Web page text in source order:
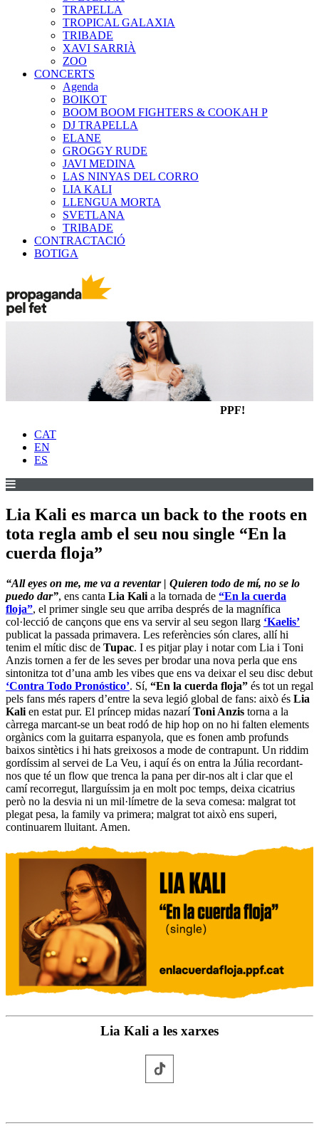
TRAPELLA
TROPICAL GALAXIA
TRIBADE
XAVI SARRIÀ
ZOO
CONCERTS
Agenda
BOIKOT
BOOM BOOM FIGHTERS & COOKAH P
DJ TRAPELLA
ELANE
GROGGY RUDE
JAVI MEDINA
LAS NINYAS DEL CORRO
LIA KALI
LLENGUA MORTA
SVETLANA
TRIBADE
CONTRACTACIÓ
BOTIGA
PPF!
CAT
EN
ES
Lia Kali es marca un back to the roots en
tota regla amb el seu nou single “En la
cuerda floja”
“All eyes on me, me va a reventar | Quieren todo de mí, no se lo
puedo dar”, ens canta Lia Kali a la tornada de “En la cuerda
floja”, el primer single seu que arriba després de la magnífica
col·lecció de cançons que ens va servir al seu segon llarg ‘Kaelis’
publicat la passada primavera. Les referències són clares, allí hi
tenim el mític disc de Tupac. I es pitjar play i notar com Lia i Toni
Anzis tornen a fer de les seves per brodar una nova perla que ens
sintonitza tot d’una amb les vibes que ens va deixar el seu disc debut
‘Contra Todo Pronóstico’. Sí, “En la cuerda floja” és tot un regal
pels fans més rapers d’entre la seva legió global de fans: això és Lia
Kali en estat pur. El príncep midas nazaríToni Anzis torna a la
càrrega marcant-se un beat rodó de hip hop on no hi falten elements
orgànics com la guitarra espanyola, que es fonen amb profunds
baixos sintètics i hi hats greixosos a mode de contrapunt. Un riddim
gordíssim al servei de La Veu, i aquí és on entra la Júlia recordant-
nos que té un flow que trenca la pana per dir-nos alt i clar que el
camí recorregut, llarguíssim ja en molt poc temps, deixa cicatrius
però no la desvia ni un mil·límetre de la seva comesa: malgrat tot
plegat pesa, la family va primera; malgrat tot això ens superi,
continuarem lluitant. Amen.
Lia Kali a les xarxes